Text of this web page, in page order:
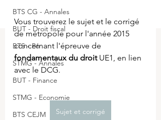
BTS CG - Annales
BUT - Droit fiscal
BTS - P6
STMG - Annales
BUT - Finance
STMG - Economie
BTS CEJM
Vous trouverez le sujet et le corrigé
de métropole pour l'année 2015
concernant l'épreuve de
fondamentaux du droit UE1, en lien
avec le DCG.
Sujet et corrigé